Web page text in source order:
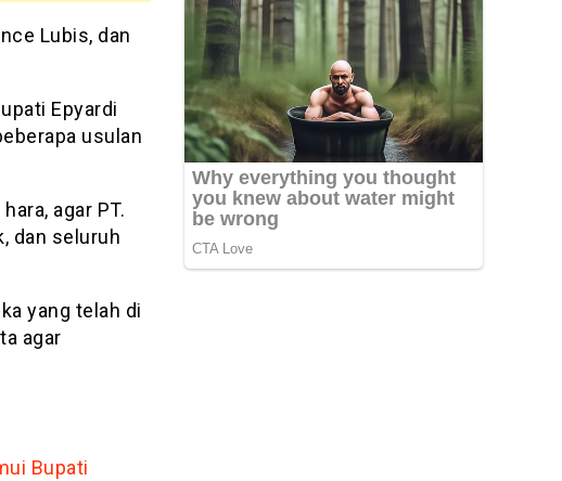
Lubis, dan
Epyardi
usulan
agar PT.
dan seluruh
yang telah di
agar
Bupati